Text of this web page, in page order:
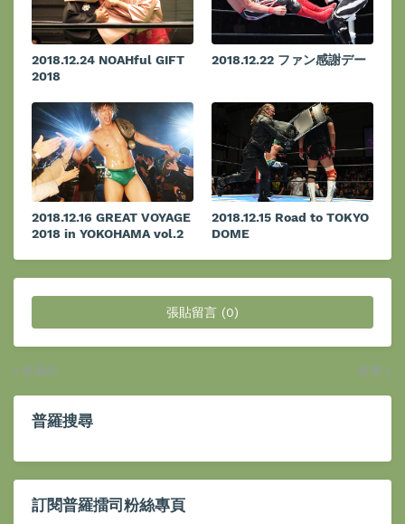
2018.12.24 NOAHful GIFT
2018
2018.12.22 ファン感謝デー
2018.12.16 GREAT VOYAGE
2018 in YOKOHAMA vol.2
2018.12.15 Road to TOKYO
DOME
張貼留言 (0)
較新的 較舊
普羅搜尋
訂閱普羅擂司粉絲專頁